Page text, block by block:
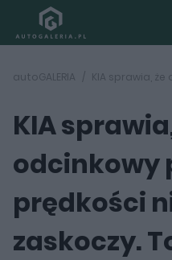
autoGALERIA
KIA
odcinkowy
prędkości
zaskoczy.